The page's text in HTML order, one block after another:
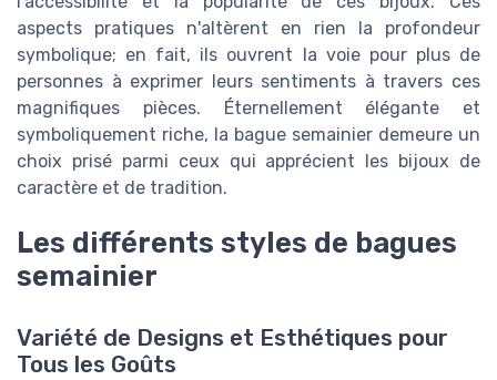
aspects pratiques n'altèrent en rien la profondeur
symbolique; en fait, ils ouvrent la voie pour plus de
personnes à exprimer leurs sentiments à travers ces
magnifiques pièces. Éternellement élégante et
symboliquement riche, la bague semainier demeure un
choix prisé parmi ceux qui apprécient les bijoux de
caractère et de tradition.
Les différents styles de bagues
semainier
Variété de Designs et Esthétiques pour
Tous les Goûts